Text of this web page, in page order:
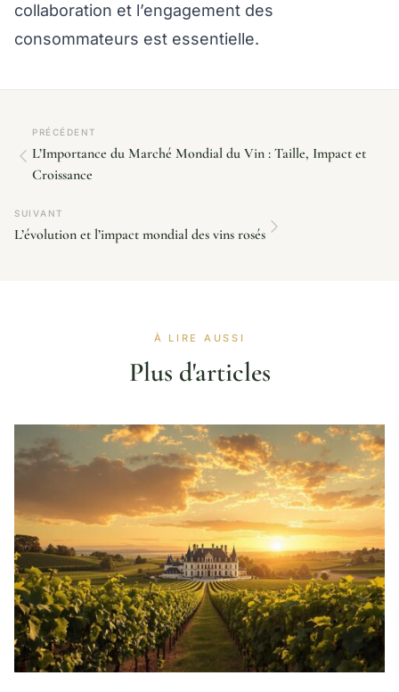
collaboration et l’engagement des
consommateurs est essentielle.
PRÉCÉDENT
L’Importance du Marché Mondial du Vin : Taille, Impact et
Croissance
SUIVANT
L’évolution et l’impact mondial des vins rosés
À LIRE AUSSI
Plus d'articles